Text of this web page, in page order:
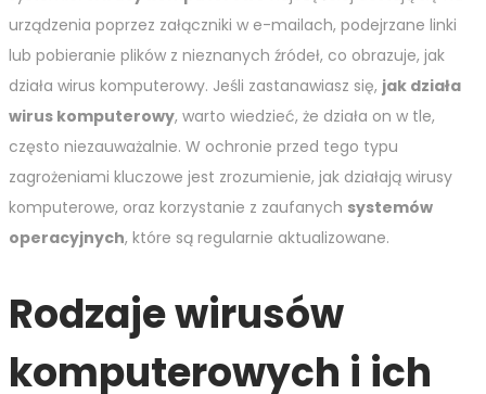
urządzenia poprzez załączniki w e-mailach, podejrzane linki
lub pobieranie plików z nieznanych źródeł, co obrazuje, jak
działa wirus komputerowy. Jeśli zastanawiasz się, jak działa
wirus komputerowy, warto wiedzieć, że działa on w tle,
często niezauważalnie. W ochronie przed tego typu
zagrożeniami kluczowe jest zrozumienie, jak działają wirusy
komputerowe, oraz korzystanie z zaufanych systemów
operacyjnych, które są regularnie aktualizowane.
Rodzaje wirusów
komputerowych i ich